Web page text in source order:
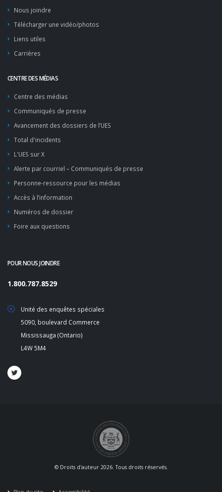
Nous joindre
Télécharger une vidéo/photos
Liens utiles
Carrières
CENTRE DES MÉDIAS
Centre des médias
Communiqués de presse
Avancement des dossiers de l’UES
Total d'incidents
L'UES sur X
Alerte par courriel – Communiqués de presse
Personne-ressource pour les médias
Accès à l’information
Numéros de dossier
Foire aux questions
POUR NOUS JOINDRE
1.800.787.8529
Unité des enquêtes spéciales
5090, boulevard Commerce
Mississauga (Ontario)
L4W 5M4
© Droits d'auteur 2026. Tous droits réservés.